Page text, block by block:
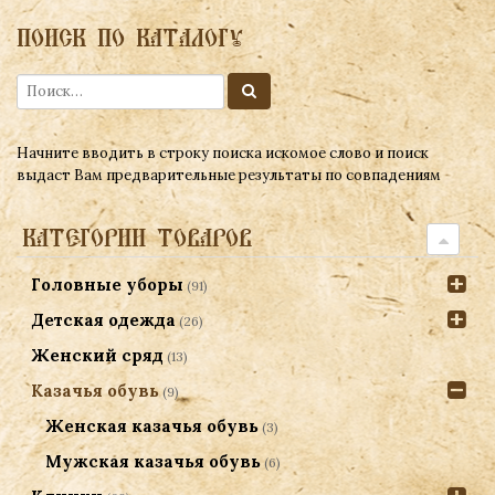
ПОИСК ПО КАТАЛОГУ
Начните вводить в строку поиска искомое слово и поиск
выдаст Вам предварительные результаты по совпадениям
КАТЕГОРИИ ТОВАРОВ
Головные уборы (91)
Детская одежда (26)
Женский сряд (13)
Казачья обувь (9)
Женская казачья обувь (3)
Мужская казачья обувь (6)